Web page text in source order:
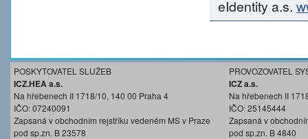
eIdentity a.s.
POSKYTOVATEL SLUŽEB
ICZ.HEA a.s.
Na hřebenech II 1718/10, 140 00 Praha 4
IČO: 07240091
Zapsaná v obchodním rejstříku vedeném MS v Praze
pod sp.zn. B 23578
PROVOZOVATEL
ICZ a.s.
Na hřebenech II
IČO: 25145444
Zapsaná v
pod sp.zn. B 4840